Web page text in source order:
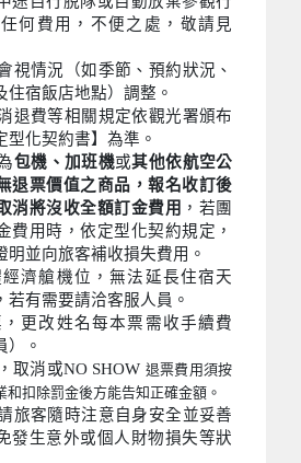
何費用，不便之處，敬請見
視情況（如季節、預約狀況、
住宿飯店地點）調整。
退費等相關規定依觀光署頒布
型化契約書】為準。
包機、加班機或其他依航空公
退票價值之商品，報名收訂後
消將沒收全額訂金費用 ，若團
費用時，依定型化契約規定，
明並向旅客補收損失費用。
濟艙機位，無法延長住宿天
若有需要請洽客服人員。
更改姓名每本票需收手續費
）。
取消或NO SHOW 退票費用須按
和扣除罰金後方能告知正確金額。
旅客隨時注意自身安全並妥善
發生意外或個人財物損失等狀